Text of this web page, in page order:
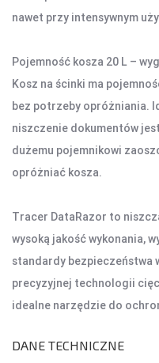
NAMIOTY I MATY
NARZĘDZIA
AKCESORIA SAMOCHODOWE
KOMPRESORY
ZASILANIE
ŁADOWARKI
nawet przy intensywnym
Pojemność kosza 20 L –
Kosz na ścinki ma
bez potrzeby opróżniania.
niszczenie dokumentów
dużemu pojemnikowi
opróżniać kosza.
Tracer DataRazor to
wysoką jakość wykonania,
standardy bezpieczeństwa
precyzyjnej technologii
idealne narzędzie do
DANE TECHNICZNE